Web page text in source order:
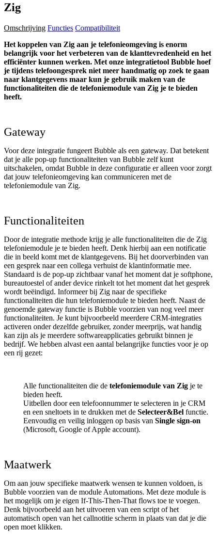
Zig
Omschrijving Functies Compatibiliteit
Het koppelen van Zig aan je telefonieomgeving is enorm
belangrijk voor het verbeteren van de klanttevredenheid en het
efficiënter kunnen werken. Met onze integratietool Bubble hoef
je tijdens telefoongesprek niet meer handmatig op zoek te gaan
naar klantgegevens maar kun je gebruik maken van de
functionaliteiten die de telefoniemodule van Zig je te bieden
heeft.
Gateway
Voor deze integratie fungeert Bubble als een gateway. Dat betekent
dat je alle pop-up functionaliteiten van Bubble zelf kunt
uitschakelen, omdat Bubble in deze configuratie er alleen voor zorgt
dat jouw telefonieomgeving kan communiceren met de
telefoniemodule van Zig.
Functionaliteiten
Door de integratie methode krijg je alle functionaliteiten die de Zig
telefoniemodule je te bieden heeft. Denk hierbij aan een notificatie
die in beeld komt met de klantgegevens. Bij het doorverbinden van
een gesprek naar een collega verhuist de klantinformatie mee.
Standaard is de pop-up zichtbaar vanaf het moment dat je softphone,
bureautoestel of ander device rinkelt tot het moment dat het gesprek
wordt beëindigd. Informeer bij Zig naar de specifieke
functionaliteiten die hun telefoniemodule te bieden heeft. Naast de
genoemde gateway functie is Bubble voorzien van nog veel meer
functionaliteiten. Je kunt bijvoorbeeld meerdere CRM-integraties
activeren onder dezelfde gebruiker, zonder meerprijs, wat handig
kan zijn als je meerdere softwareapplicaties gebruikt binnen je
bedrijf. We hebben alvast een aantal belangrijke functies voor je op
een rij gezet:
Alle functionaliteiten die de telefoniemodule van Zig je te
bieden heeft.
Uitbellen door een telefoonnummer te selecteren in je CRM
en een sneltoets in te drukken met de Selecteer&Bel functie.
Eenvoudig en veilig inloggen op basis van Single sign-on
(Microsoft, Google of Apple account).
Maatwerk
Om aan jouw specifieke maatwerk wensen te kunnen voldoen, is
Bubble voorzien van de module Automations. Met deze module is
het mogelijk om je eigen If-This-Then-That flows toe te voegen.
Denk bijvoorbeeld aan het uitvoeren van een script of het
automatisch open van het callnotitie scherm in plaats van dat je die
open moet klikken.